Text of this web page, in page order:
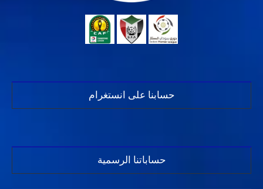
حسابنا على انستغرام
حساباتنا الرسمية